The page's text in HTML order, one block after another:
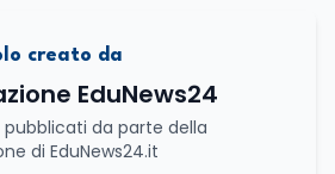
creato da
EduNews24
pubblicati da parte della
di EduNews24.it